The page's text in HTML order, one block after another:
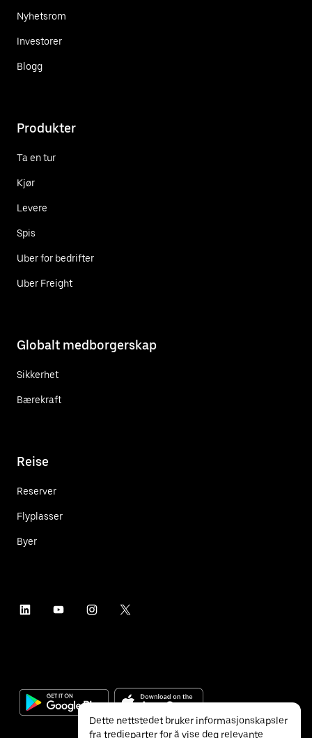
Nyhetsrom
Investorer
Blogg
Produkter
Ta en tur
Kjør
Levere
Spis
Uber for bedrifter
Uber Freight
Globalt medborgerskap
Sikkerhet
Bærekraft
Reise
Reserver
Flyplasser
Byer
Dette nettstedet bruker informasjonskapsler
fra tredjeparter for å vise deg relevante